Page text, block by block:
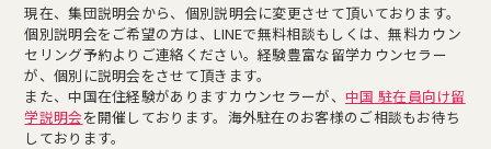
現在、集団説明会から、個別説明会に変更させて頂いております。
個別説明会をご希望の方は、LINEで無料相談もしくは、無料カウン
セリング予約よりご連絡ください。経験豊富な留学カウンセラー
が、個別に説明会をさせて頂きます。
また、中国在住経験がありますカウンセラーが、 中国 駐在員向け留
学説明会を開催しております。海外駐在のお客様のご相談もお待ち
しております。